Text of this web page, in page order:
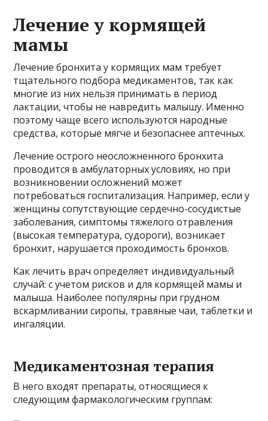
Лечение у кормящей
мамы
Лечение бронхита у кормящих мам требует
тщательного подбора медикаментов, так как
многие из них нельзя принимать в период
лактации, чтобы не навредить малышу. Именно
поэтому чаще всего используются народные
средства, которые мягче и безопаснее аптечных.
Лечение острого неосложненного бронхита
проводится в амбулаторных условиях, но при
возникновении осложнений может
потребоваться госпитализация. Например, если у
женщины сопутствующие сердечно-сосудистые
заболевания, симптомы тяжелого отравления
(высокая температура, судороги), возникает
бронхит, нарушается проходимость бронхов.
Как лечить врач определяет индивидуальный
случай: с учетом рисков и для кормящей мамы и
малыша. Наиболее популярны при грудном
вскармливании сиропы, травяные чаи, таблетки и
ингаляции.
Медикаментозная терапия
В него входят препараты, относящиеся к
следующим фармакологическим группам: